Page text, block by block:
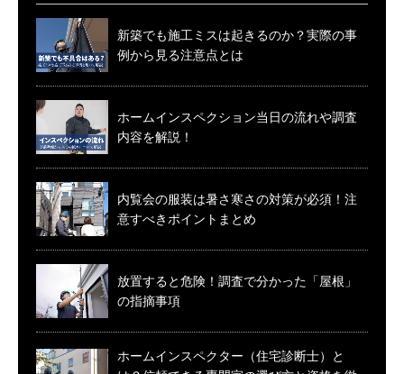
新築でも施工ミスは起きるのか？実際の事
例から見る注意点とは
ホームインスペクション当日の流れや調査
内容を解説！
内覧会の服装は暑さ寒さの対策が必須！注
意すべきポイントまとめ
放置すると危険！調査で分かった「屋根」
の指摘事項
ホームインスペクター（住宅診断士）と